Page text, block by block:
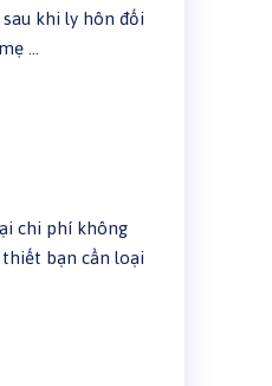
khi ly hôn đối
…
chi phí không
thiết bạn cần loại